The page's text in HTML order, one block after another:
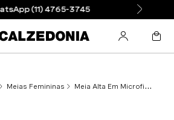
(11) 4765-3745
Meias Femininas Meia Alta Em Microfibra Fio 60 - Marrom